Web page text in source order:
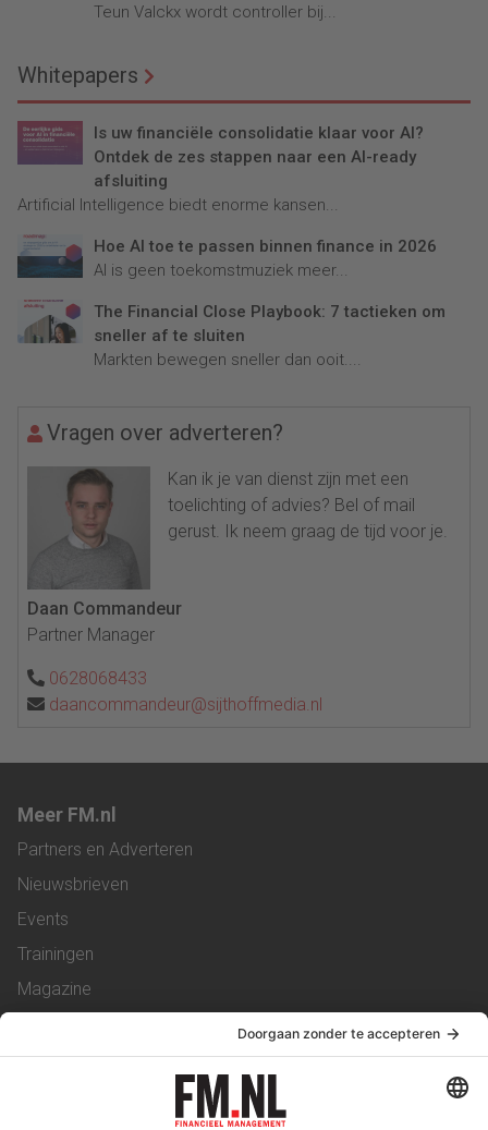
Teun Valckx wordt controller bij...
Whitepapers
Is uw financiële consolidatie klaar voor AI?
Ontdek de zes stappen naar een AI-ready
afsluiting
Artificial Intelligence biedt enorme kansen...
Hoe AI toe te passen binnen finance in 2026
AI is geen toekomstmuziek meer...
The Financial Close Playbook: 7 tactieken om
sneller af te sluiten
Markten bewegen sneller dan ooit....
Vragen over adverteren?
Kan ik je van dienst zijn met een
toelichting of advies? Bel of mail
gerust. Ik neem graag de tijd voor je.
Daan Commandeur
Partner Manager
0628068433
daancommandeur@sijthoffmedia.nl
Meer FM.nl
Partners en Adverteren
Nieuwsbrieven
Events
Trainingen
Magazine
Service & Contact